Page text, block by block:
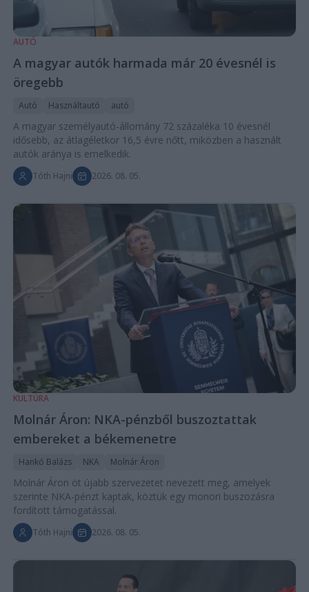
AUTÓ
A magyar autók harmada már 20 évesnél is
öregebb
Autó Használtautó autó
A magyar személyautó-állomány 72 százaléka 10 évesnél
idősebb, az átlagéletkor 16,5 évre nőtt, miközben a használt
autók aránya is emelkedik.
Tóth Hajni 2026. 08. 05.
KULTÚRA
Molnár Áron: NKA-pénzből buszoztattak
embereket a békemenetre
Hankó Balázs NKA Molnár Áron
Molnár Áron öt újabb szervezetet nevezett meg, amelyek
szerinte NKA-pénzt kaptak, köztük egy monori buszozásra
fordított támogatással.
Tóth Hajni 2026. 08. 05.